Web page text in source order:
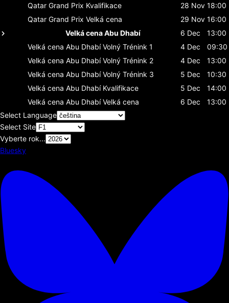
Qatar Grand Prix Kvalifikace 28 Nov 18:00
Qatar Grand Prix Velká cena 29 Nov 16:00
Velká cena Abu Dhabí
6 Dec
13:00
Velká cena Abu Dhabí Volný Trénink 1 4 Dec
09:30
Velká cena Abu Dhabí Volný Trénink 2 4 Dec
13:00
Velká cena Abu Dhabí Volný Trénink 3 5 Dec
10:30
Velká cena Abu Dhabí Kvalifikace 5 Dec
14:00
Velká cena Abu Dhabí Velká cena 6 Dec
13:00
Select Language
Select Site
Vyberte rok...
Bluesky